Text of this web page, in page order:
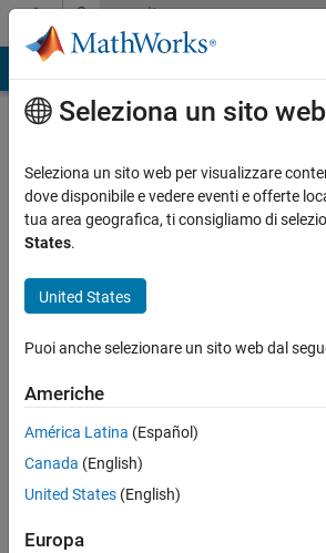
Vai al contenutoCommunity
Profile
Arthur
Elsenaar
Last
quasi 2
Attivo
Followers:
Seleziona un sito web
Seleziona un sito web per visualizzare
dove disponibile e vedere eventi e offerte
tua area geografica, ti consigliamo di
States.
United States
Puoi anche selezionare un sito web dal
Americhe
América Latina (Español)
Canada (English)
United States (English)
Europa